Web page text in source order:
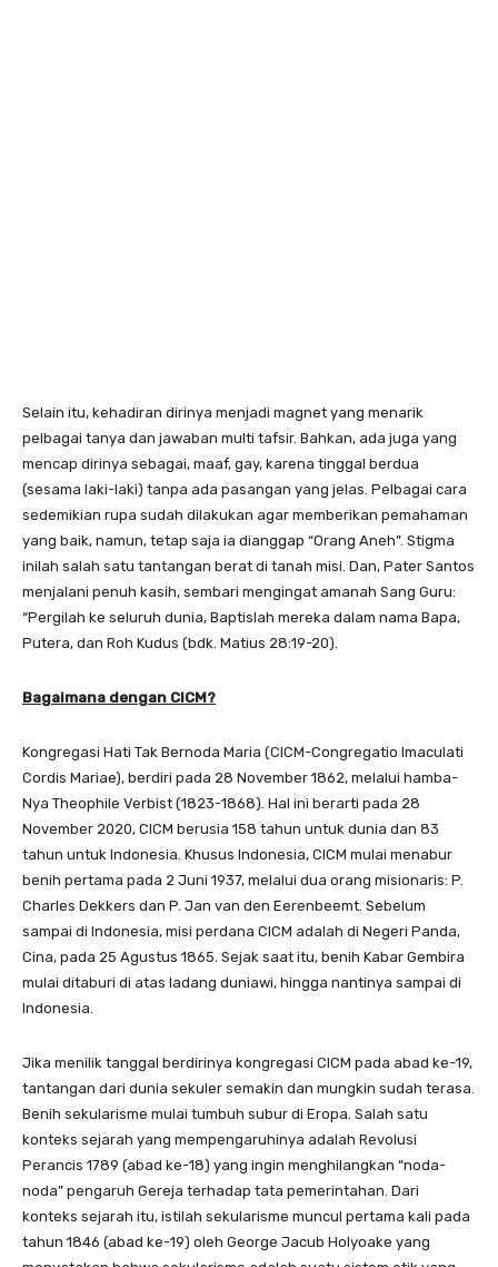
Selain itu, kehadiran dirinya menjadi magnet yang menarik
pelbagai tanya dan jawaban multi tafsir. Bahkan, ada juga yang
mencap dirinya sebagai, maaf, gay, karena tinggal berdua
(sesama laki-laki) tanpa ada pasangan yang jelas. Pelbagai cara
sedemikian rupa sudah dilakukan agar memberikan pemahaman
yang baik, namun, tetap saja ia dianggap “Orang Aneh”. Stigma
inilah salah satu tantangan berat di tanah misi. Dan, Pater Santos
menjalani penuh kasih, sembari mengingat amanah Sang Guru:
“Pergilah ke seluruh dunia, Baptislah mereka dalam nama Bapa,
Putera, dan Roh Kudus (bdk. Matius 28:19-20).
Bagaimana dengan CICM?
Kongregasi Hati Tak Bernoda Maria (CICM-Congregatio Imaculati
Cordis Mariae), berdiri pada 28 November 1862, melalui hamba-
Nya Theophile Verbist (1823-1868). Hal ini berarti pada 28
November 2020, CICM berusia 158 tahun untuk dunia dan 83
tahun untuk Indonesia. Khusus Indonesia, CICM mulai menabur
benih pertama pada 2 Juni 1937, melalui dua orang misionaris: P.
Charles Dekkers dan P. Jan van den Eerenbeemt. Sebelum
sampai di Indonesia, misi perdana CICM adalah di Negeri Panda,
Cina, pada 25 Agustus 1865. Sejak saat itu, benih Kabar Gembira
mulai ditaburi di atas ladang duniawi, hingga nantinya sampai di
Indonesia.
Jika menilik tanggal berdirinya kongregasi CICM pada abad ke-19,
tantangan dari dunia sekuler semakin dan mungkin sudah terasa.
Benih sekularisme mulai tumbuh subur di Eropa. Salah satu
konteks sejarah yang mempengaruhinya adalah Revolusi
Perancis 1789 (abad ke-18) yang ingin menghilangkan “noda-
noda” pengaruh Gereja terhadap tata pemerintahan. Dari
konteks sejarah itu, istilah sekularisme muncul pertama kali pada
tahun 1846 (abad ke-19) oleh George Jacub Holyoake yang